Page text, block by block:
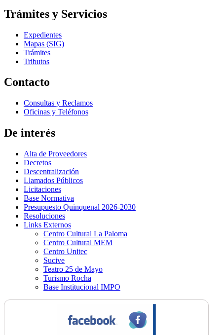
Trámites y Servicios
Expedientes
Mapas (SIG)
Trámites
Tributos
Contacto
Consultas y Reclamos
Oficinas y Teléfonos
De interés
Alta de Proveedores
Decretos
Descentralización
Llamados Públicos
Licitaciones
Base Normativa
Presupuesto Quinquenal 2026-2030
Resoluciones
Links Externos
Centro Cultural La Paloma
Centro Cultural MEM
Centro Unitec
Sucive
Teatro 25 de Mayo
Turismo Rocha
Base Institucional IMPO